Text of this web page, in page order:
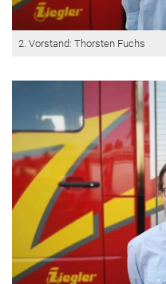
2. Vorstand: Thorsten Fuchs